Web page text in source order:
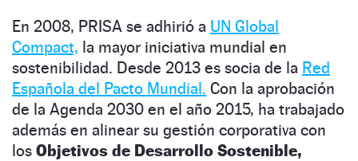
En 2008, PRISA se adhirió a UN Global
Compact, la mayor iniciativa mundial en
sostenibilidad. Desde 2013 es socia de la Red
Española del Pacto Mundial. Con la aprobación
de la Agenda 2030 en el año 2015, ha trabajado
además en alinear su gestión corporativa con
los Objetivos de Desarrollo Sostenible,